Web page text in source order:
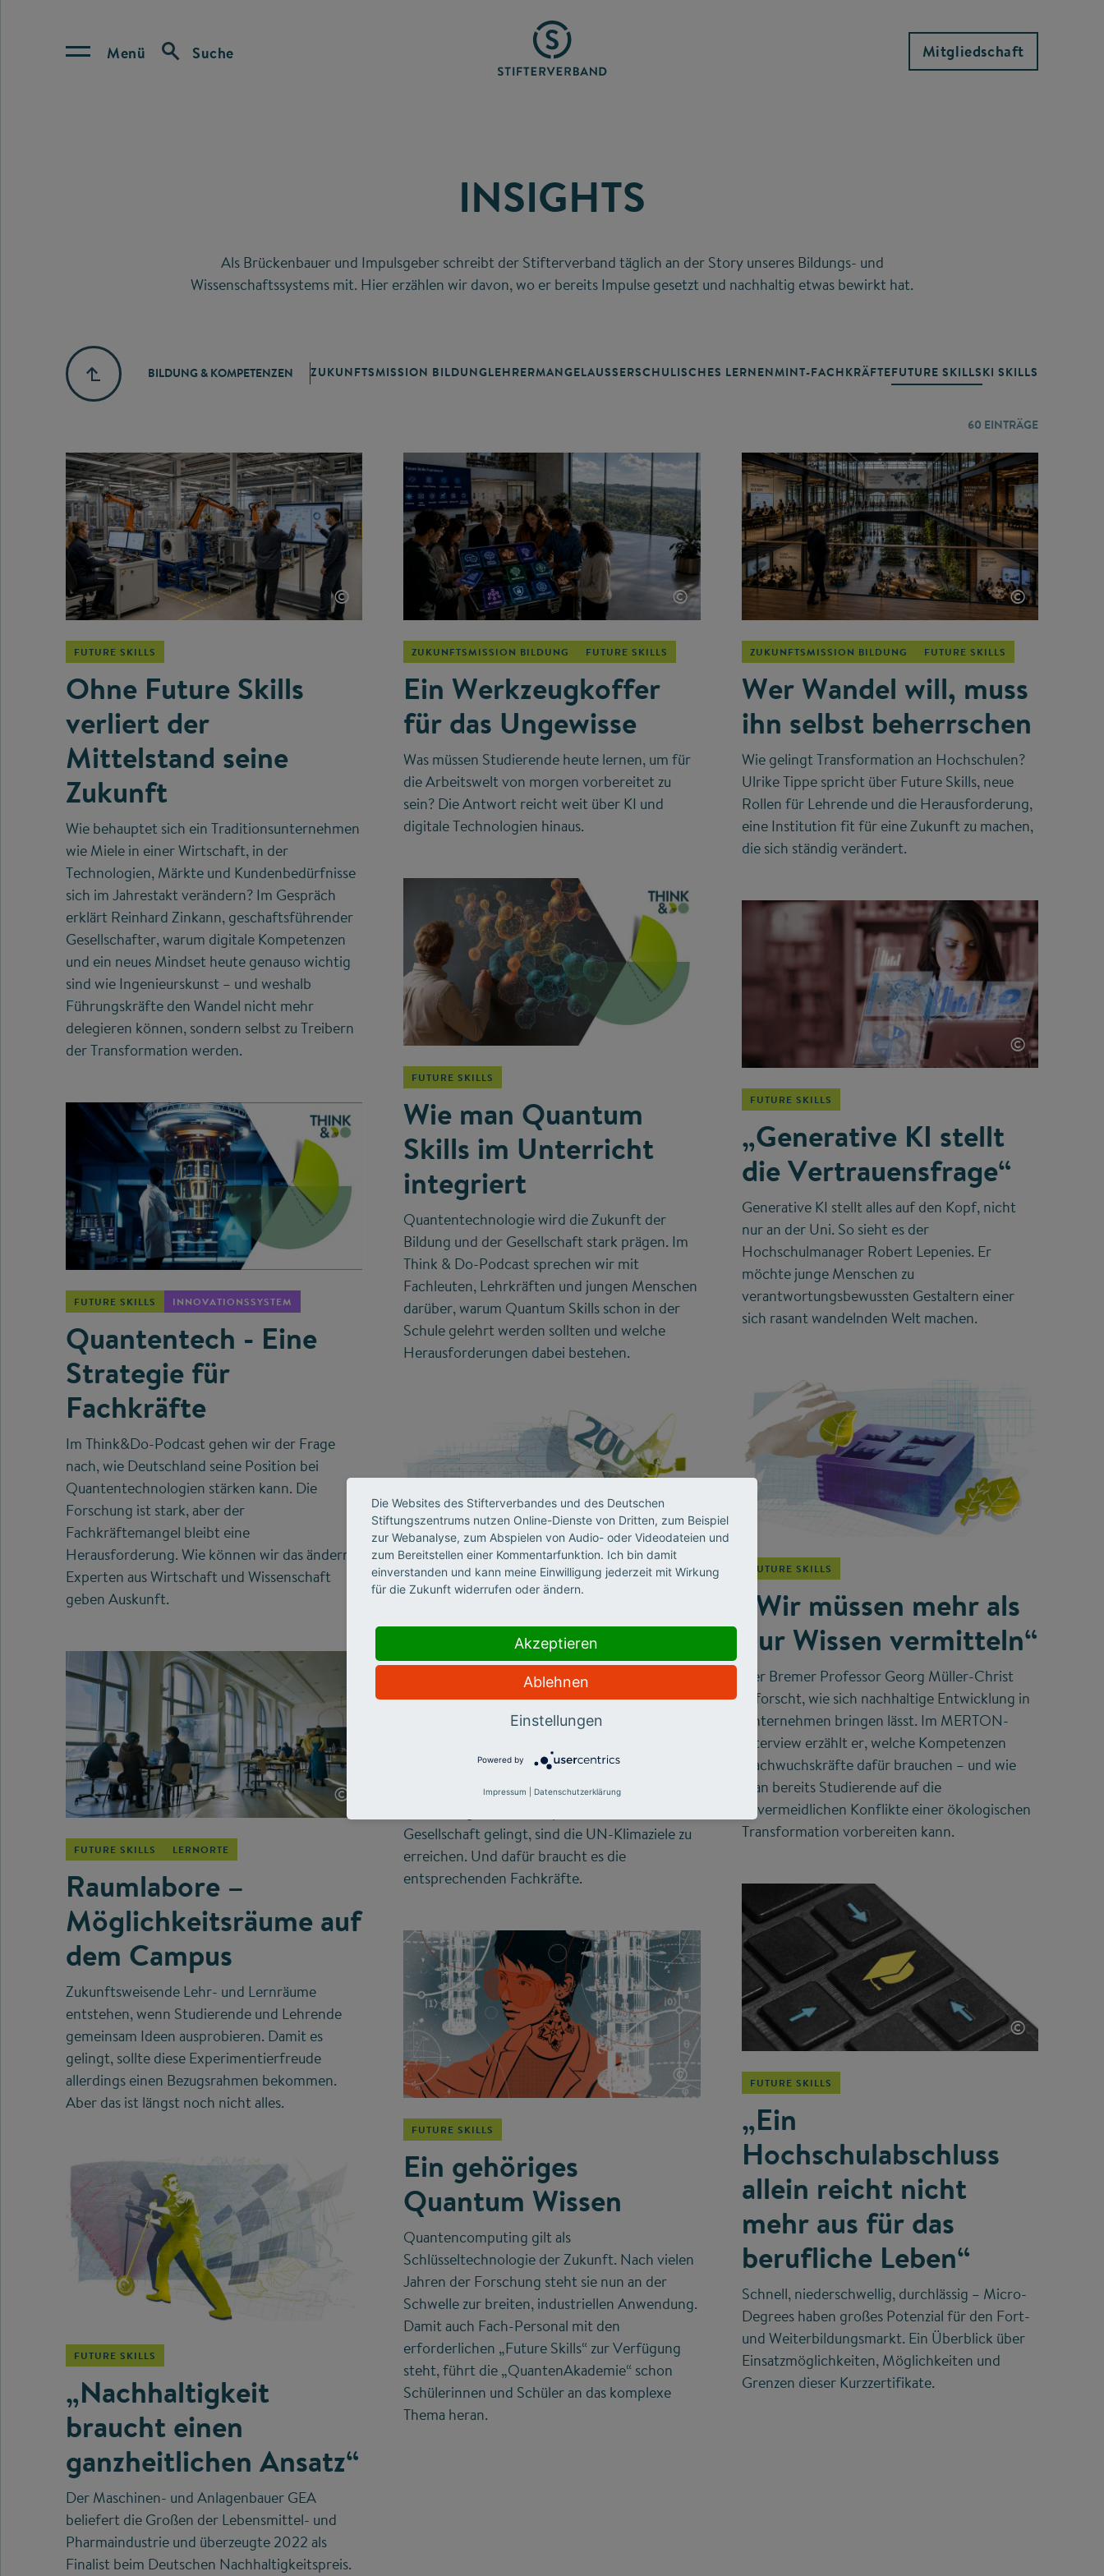
Menü Suche Mitgliedschaft
INSIGHTS
Als Brückenbauer und Impulsgeber schreibt der Stifterverband täglich an der Story unseres Bildungs- und
Wissenschaftssystems mit. Hier erzählen wir davon, wo er bereits Impulse gesetzt und nachhaltig etwas bewirkt hat.
BILDUNG & KOMPETENZEN ZUKUNFTSMISSION BILDUNGLEHRERMANGELAUSSERSCHULISCHES LERNEN MINT-FACHKRÄFTEFUTURE SKILLSKI SKILLS
60 EINTRÄGE
©
FUTURE SKILLS
Ohne Future Skills
verliert der
Mittelstand seine
Zukunft
Wie behauptet sich ein Traditionsunternehmen
wie Miele in einer Wirtschaft, in der
Technologien, Märkte und Kundenbedürfnisse
sich im Jahrestakt verändern? Im Gespräch
erklärt Reinhard Zinkann, geschaftsführender
Gesellschafter, warum digitale Kompetenzen
und ein neues Mindset heute genauso wichtig
sind wie Ingenieurskunst – und weshalb
Führungskräfte den Wandel nicht mehr
delegieren können, sondern selbst zu Treibern
der Transformation werden.
©
ZUKUNFTSMISSION BILDUNG FUTURE SKILLS
Ein Werkzeugkoffer
für das Ungewisse
Was müssen Studierende heute lernen, um für
die Arbeitswelt von morgen vorbereitet zu
sein? Die Antwort reicht weit über KI und
digitale Technologien hinaus.
©
ZUKUNFTSMISSION BILDUNG FUTURE SKILLS
Wer Wandel will, muss
ihn selbst beherrschen
Wie gelingt Transformation an Hochschulen?
Ulrike Tippe spricht über Future Skills, neue
Rollen für Lehrende und die Herausforderung,
eine Institution fit für eine Zukunft zu machen,
die sich ständig verändert.
FUTURE SKILLS INNOVATIONSSYSTEM
Quantentech - Eine
Strategie für
Fachkräfte
Im Think&Do-Podcast gehen wir der Frage
nach, wie Deutschland seine Position bei
Quantentechnologien stärken kann. Die
Forschung ist stark, aber der
Fachkräftemangel bleibt eine
Herausforderung. Wie können wir das ändern?
Experten aus Wirtschaft und Wissenschaft
geben Auskunft.
FUTURE SKILLS
Wie man Quantum
Skills im Unterricht
integriert
Quantentechnologie wird die Zukunft der
Bildung und der Gesellschaft stark prägen. Im
Think & Do-Podcast sprechen wir mit
Fachleuten, Lehrkräften und jungen Menschen
darüber, warum Quantum Skills schon in der
Schule gelehrt werden sollten und welche
Herausforderungen dabei bestehen.
©
FUTURE SKILLS
„Generative KI stellt
die Vertrauensfrage“
Generative KI stellt alles auf den Kopf, nicht
nur an der Uni. So sieht es der
Hochschulmanager Robert Lepenies. Er
möchte junge Menschen zu
verantwortungsbewussten Gestaltern einer
sich rasant wandelnden Welt machen.
©
FUTURE SKILLS LERNORTE
Raumlabore –
Möglichkeitsräume auf
dem Campus
Zukunftsweisende Lehr- und Lernräume
entstehen, wenn Studierende und Lehrende
gemeinsam Ideen ausprobieren. Damit es
gelingt, sollte diese Experimentierfreude
allerdings einen Bezugsrahmen bekommen.
Aber das ist längst noch nicht alles.
©
„Hochschulen sind ein
Motor für den
Wandel“
Nachhaltiges Produktmanagement an, macht
sich stark für das Thema Transformation: Nur
Gesellschaft gelingt, sind die UN-Klimaziele zu
erreichen. Und dafür braucht es die
entsprechenden Fachkräfte.
©
FUTURE SKILLS
„Wir müssen mehr als
nur Wissen vermitteln“
Der Bremer Professor Georg Müller-Christ
erforscht, wie sich nachhaltige Entwicklung in
Unternehmen bringen lässt. Im MERTON-
Interview erzählt er, welche Kompetenzen
Nachwuchskräfte dafür brauchen – und wie
man bereits Studierende auf die
unvermeidlichen Konflikte einer ökologischen
Transformation vorbereiten kann.
FUTURE SKILLS
„Nachhaltigkeit
braucht einen
ganzheitlichen Ansatz“
Der Maschinen- und Anlagenbauer GEA
beliefert die Großen der Lebensmittel- und
Pharmaindustrie und überzeugte 2022 als
Finalist beim Deutschen Nachhaltigkeitspreis.
©
FUTURE SKILLS
Ein gehöriges
Quantum Wissen
Quantencomputing gilt als
Schlüsseltechnologie der Zukunft. Nach vielen
Jahren der Forschung steht sie nun an der
Schwelle zur breiten, industriellen Anwendung.
Damit auch Fach-Personal mit den
erforderlichen „Future Skills“ zur Verfügung
steht, führt die „QuantenAkademie“ schon
Schülerinnen und Schüler an das komplexe
Thema heran.
©
FUTURE SKILLS
„Ein
Hochschulabschluss
allein reicht nicht
mehr aus für das
berufliche Leben“
Schnell, niederschwellig, durchlässig – Micro-
Degrees haben großes Potenzial für den Fort-
und Weiterbildungsmarkt. Ein Überblick über
Einsatzmöglichkeiten, Möglichkeiten und
Grenzen dieser Kurzzertifikate.
Die Websites des Stifterverbandes und des Deutschen
Stiftungszentrums nutzen Online-Dienste von Dritten, zum Beispiel
zur Webanalyse, zum Abspielen von Audio- oder Videodateien und
zum Bereitstellen einer Kommentarfunktion. Ich bin damit
einverstanden und kann meine Einwilligung jederzeit mit Wirkung
für die Zukunft widerrufen oder ändern.
Akzeptieren
Ablehnen
Einstellungen
Powered by
Impressum Datenschutzerklärung